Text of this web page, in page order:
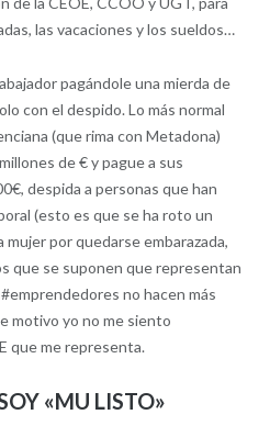
las vacaciones y los sueldos…
pagándole una mierda de
con el despido. Lo más normal
(que rima con Metadona)
de € y pague a sus
despida a personas que han
(esto es que se ha roto un
mujer por quedarse embarazada,
que se suponen que representan
no hacen más
motivo yo no me siento
que me representa.
«MU LISTO»